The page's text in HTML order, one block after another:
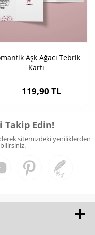
Aşk Ağacı Tebrik
Kartı
119,90 TL
Takip Edin!
sitemizdeki yeniliklerden